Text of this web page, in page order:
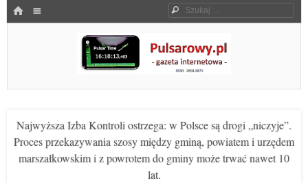
HOME Szukaj
Pulsarowy.pl
Najwyższa Izba Kontroli ostrzega: w Polsce są drogi „niczyje”.
Proces przekazywania szosy między gminą, powiatem i urzędem
marszałkowskim i z powrotem do gminy może trwać nawet 10
lat.